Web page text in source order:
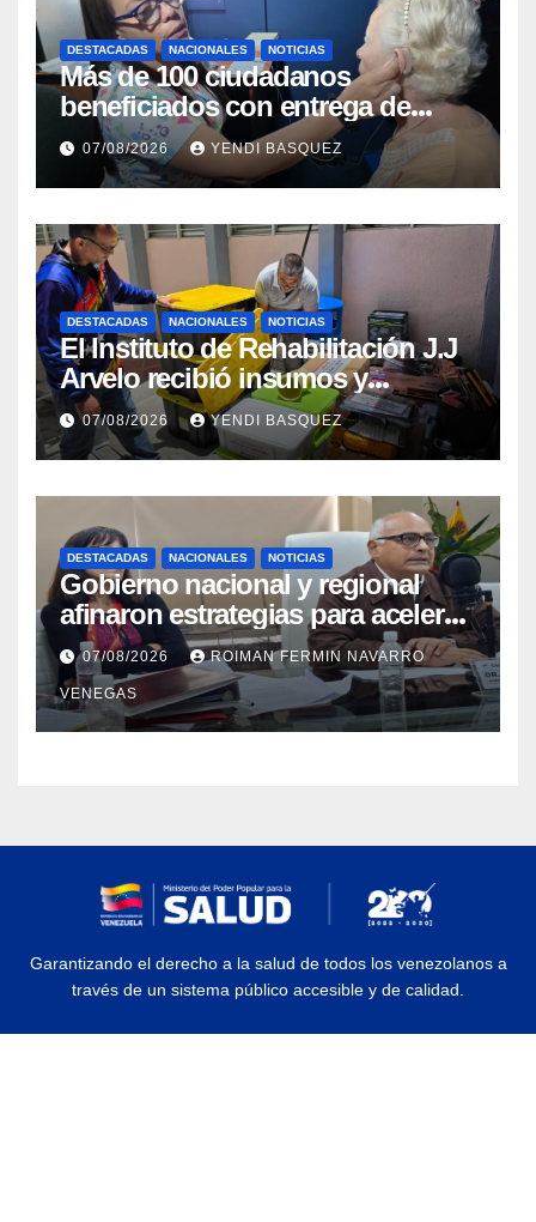
DESTACADAS NACIONALES NOTICIAS
Más de 100 ciudadanos
beneficiados con entrega de
prótesis auditivas en el Centro de
Rehabilitación J.J. Arvelo
07/08/2026 YENDI BASQUEZ
DESTACADAS NACIONALES NOTICIAS
El Instituto de Rehabilitación J.J
Arvelo recibió insumos y
herramientas para la atención de
personas con discapacidad
07/08/2026 YENDI BASQUEZ
DESTACADAS NACIONALES NOTICIAS
Gobierno nacional y regional
afinaron estrategias para acelerar
la vacunación antirrábica en el
estado Zulia
07/08/2026 ROIMAN FERMIN NAVARRO
VENEGAS
Garantizando el derecho a la salud de todos los venezolanos a
través de un sistema público accesible y de calidad.